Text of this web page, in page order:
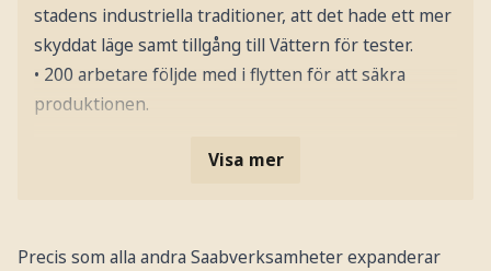
stadens industriella traditioner, att det hade ett mer
skyddat läge samt tillgång till Vättern för tester.
• 200 arbetare följde med i flytten för att säkra
produktionen.
Visa mer
Precis som alla andra Saabverksamheter expanderar